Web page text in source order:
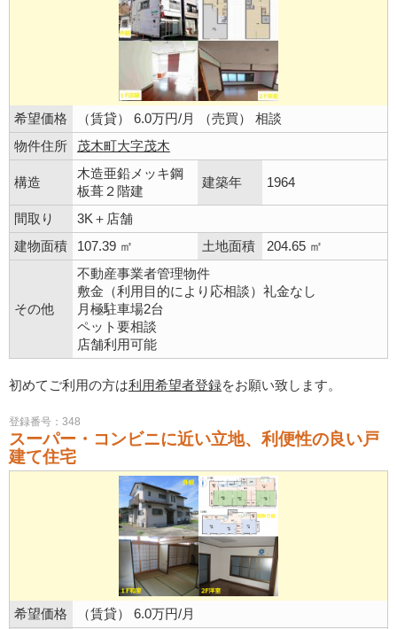
希望価格
（賃貸） 6.0万円/月 （売買） 相談
物件住所
茂木町大字茂木
構造
木造亜鉛メッキ鋼
板葺２階建
建築年 1964
間取り
3K＋店舗
建物面積
107.39 ㎡ 土地面積 204.65 ㎡
その他
不動産事業者管理物件
敷金（利用目的により応相談）礼金なし
月極駐車場2台
ペット要相談
店舗利用可能
初めてご利用の方は利用希望者登録をお願い致します。
登録番号：348
スーパー・コンビニに近い立地、利便性の良い戸
建て住宅
希望価格
（賃貸） 6.0万円/月